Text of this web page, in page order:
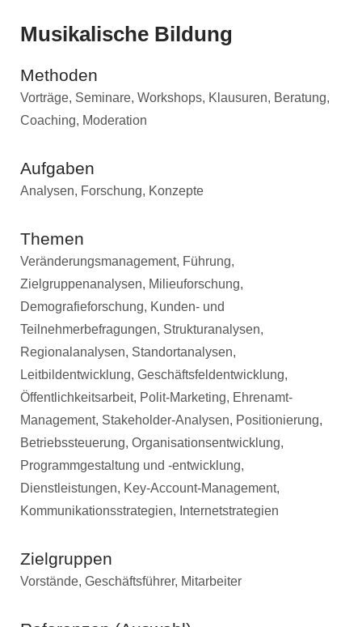
Musikalische Bildung
Methoden
Vorträge, Seminare, Workshops, Klausuren, Beratung,
Coaching, Moderation
Aufgaben
Analysen, Forschung, Konzepte
Themen
Veränderungsmanagement, Führung,
Zielgruppenanalysen, Milieuforschung,
Demografieforschung, Kunden- und
Teilnehmerbefragungen, Strukturanalysen,
Regionalanalysen, Standortanalysen,
Leitbildentwicklung, Geschäftsfeldentwicklung,
Öffentlichkeitsarbeit, Polit-Marketing, Ehrenamt-
Management, Stakeholder-Analysen, Positionierung,
Betriebssteuerung, Organisationsentwicklung,
Programmgestaltung und -entwicklung,
Dienstleistungen, Key-Account-Management,
Kommunikationsstrategien, Internetstrategien
Zielgruppen
Vorstände, Geschäftsführer, Mitarbeiter